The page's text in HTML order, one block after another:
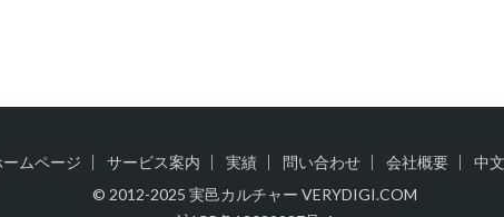
ームページ サービス案内 実績 問い合わせ 会社概要
中
© 2012-2025 実邑カルチャー VERYDIGI.COM